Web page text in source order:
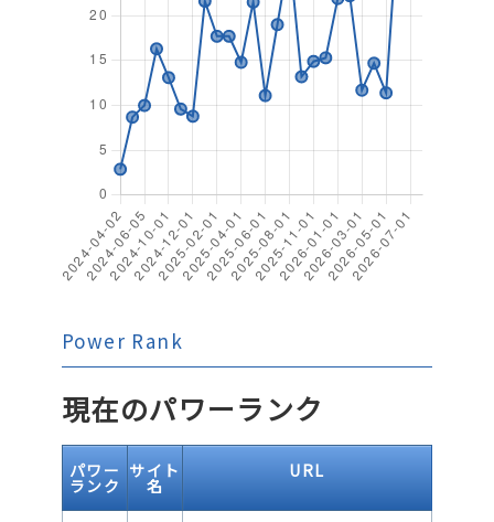
Power Rank
現在のパワーランク
パワー
ランク
サイト
名
URL